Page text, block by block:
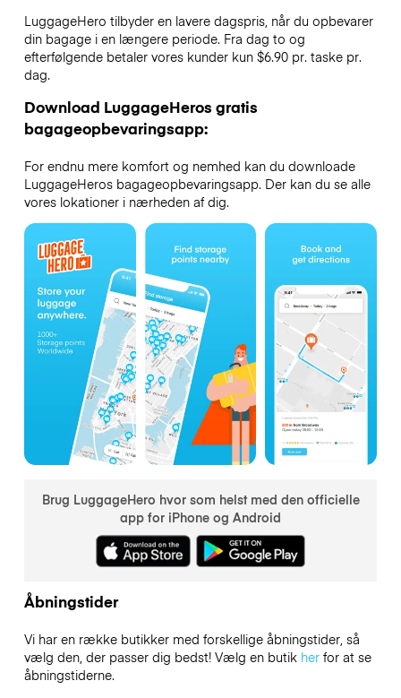
LuggageHero tilbyder en lavere dagspris, når du opbevarer
din bagage i en længere periode. Fra dag to og
efterfølgende betaler vores kunder kun $6.90 pr. taske pr.
dag.
Download LuggageHeros gratis
bagageopbevaringsapp:
For endnu mere komfort og nemhed kan du downloade
LuggageHeros bagageopbevaringsapp. Der kan du se alle
vores lokationer i nærheden af dig.
Brug LuggageHero hvor som helst med den officielle
app for iPhone og Android
Åbningstider
Vi har en række butikker med forskellige åbningstider, så
vælg den, der passer dig bedst! Vælg en butik herfor at se
åbningstiderne.